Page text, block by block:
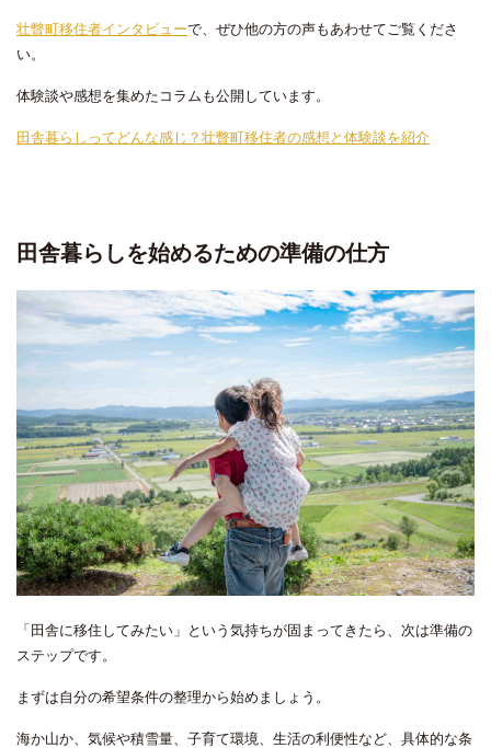
壮瞥町移住者インタビューで、ぜひ他の方の声もあわせてご覧くださ
い。
体験談や感想を集めたコラムも公開しています。
田舎暮らしってどんな感じ？壮瞥町移住者の感想と体験談を紹介
田舎暮らしを始めるための準備の仕方
「田舎に移住してみたい」という気持ちが固まってきたら、次は準備の
ステップです。
まずは自分の希望条件の整理から始めましょう。
海か山か、気候や積雪量、子育て環境、生活の利便性など、具体的な条